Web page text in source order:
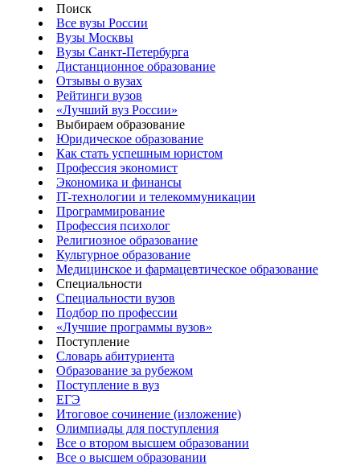
Поиск
Все вузы России
Вузы Москвы
Вузы Санкт-Петербурга
Дистанционное образование
Отзывы о вузах
Рейтинги вузов
«Лучший вуз России»
Выбираем образование
Юридическое образование
Как стать успешным юристом
Профессия экономист
Экономика и финансы
IT-технологии и телекоммуникации
Программирование
Профессия психолог
Религиозное образование
Культурное образование
Медицинское и фармацевтическое образование
Специальности
Специальности вузов
Подбор по профессии
«Лучшие программы вузов»
Поступление
Словарь абитуриента
Образование за рубежом
Поступление в вуз
ЕГЭ
Итоговое сочинение (изложение)
Олимпиады для поступления
Все о втором высшем образовании
Все о высшем образовании